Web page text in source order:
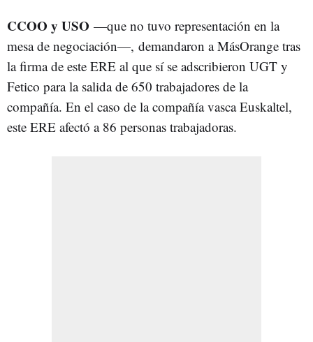
CCOO y USO —que no tuvo representación en la
mesa de negociación—, demandaron a MásOrange tras
la firma de este ERE al que sí se adscribieron UGT y
Fetico para la salida de 650 trabajadores de la
compañía. En el caso de la compañía vasca Euskaltel,
este ERE afectó a 86 personas trabajadoras.